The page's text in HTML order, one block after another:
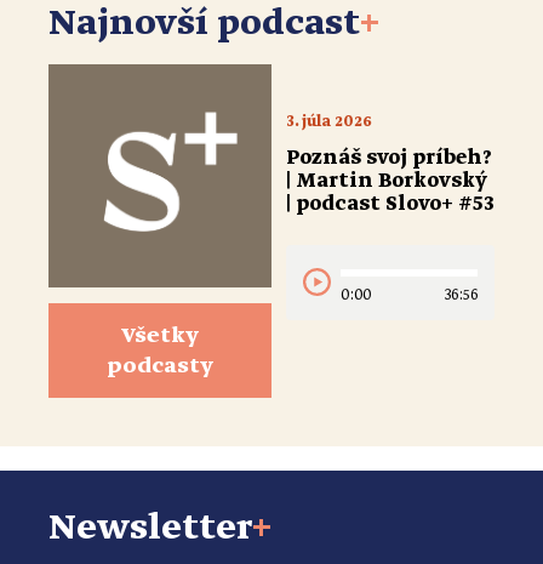
Najnovší podcast+
Všetky
podcasty
3. júla 2026
Poznáš svoj príbeh?
| Martin Borkovský
| podcast Slovo+ #53
0:00 36:56
Newsletter+